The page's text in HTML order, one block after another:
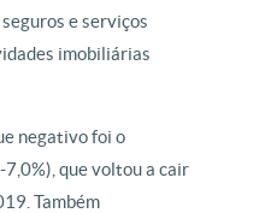
e serviços
imobiliárias
negativo foi o
que voltou a cair
Também